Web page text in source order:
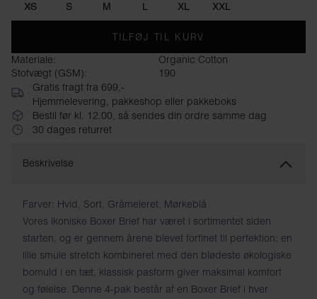
XS S M L XL XXL
TILFØJ TIL KURV
Materiale:
Organic Cotton
Stofvægt (GSM):
190
Gratis fragt fra 699,-
Hjemmelevering, pakkeshop eller pakkeboks
Bestil før kl. 12.00, så sendes din ordre samme dag
30 dages returret
Beskrivelse
Farver: Hvid, Sort, Gråmeleret, Mørkeblå
Vores ikoniske Boxer Brief har været i sortimentet siden
starten, og er gennem årene blevet forfinet til perfektion: en
lille smule stretch kombineret med den blødeste økologiske
bomuld i en tæt, klassisk pasform giver maksimal komfort
og følelse. Denne 4-pak består af en Boxer Brief i hver